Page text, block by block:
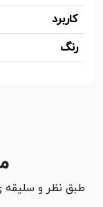
کاربرد
رنگ
طبق نظر و سلیقه